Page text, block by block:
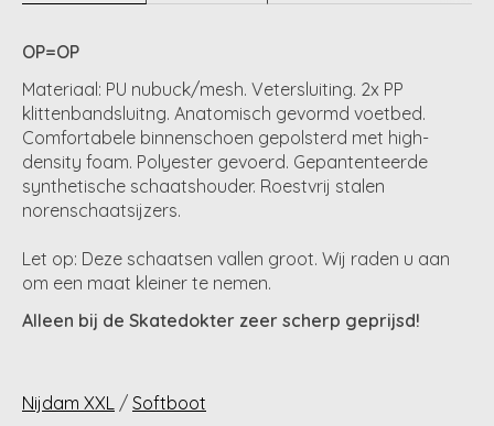
OP=OP
Materiaal: PU nubuck/mesh. Vetersluiting. 2x PP
klittenbandsluitng. Anatomisch gevormd voetbed.
Comfortabele binnenschoen gepolsterd met high-
density foam. Polyester gevoerd. Gepantenteerde
synthetische schaatshouder. Roestvrij stalen
norenschaatsijzers.
Let op: Deze schaatsen vallen groot. Wij raden u aan
om een maat kleiner te nemen.
Alleen bij de Skatedokter zeer scherp geprijsd!
Nijdam XXL / Softboot